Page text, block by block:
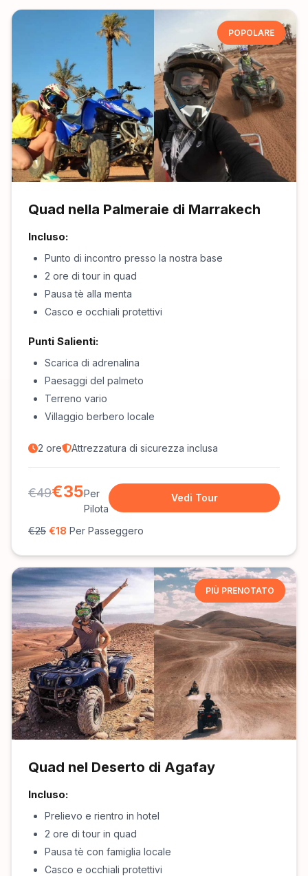
POPOLARE
Quad nella Palmeraie di Marrakech
Incluso:
Punto di incontro presso la nostra base
2 ore di tour in quad
Pausa tè alla menta
Casco e occhiali protettivi
Punti Salienti:
Scarica di adrenalina
Paesaggi del palmeto
Terreno vario
Villaggio berbero locale
2 ore Attrezzatura di sicurezza inclusa
€49€35Per
Pilota
Vedi Tour
€25 €18 Per Passeggero
PIÙ PRENOTATO
Quad nel Deserto di Agafay
Incluso:
Prelievo e rientro in hotel
2 ore di tour in quad
Pausa tè con famiglia locale
Casco e occhiali protettivi